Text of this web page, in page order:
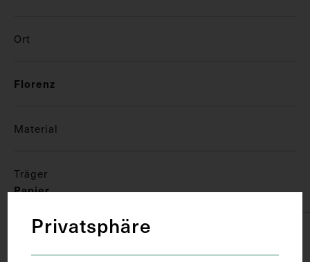
Ort
Florenz
Material
Träger
Papier
Technik
Privatsphäre